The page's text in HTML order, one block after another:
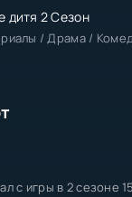
дитя 2 Сезон
с игры в 2 сезоне